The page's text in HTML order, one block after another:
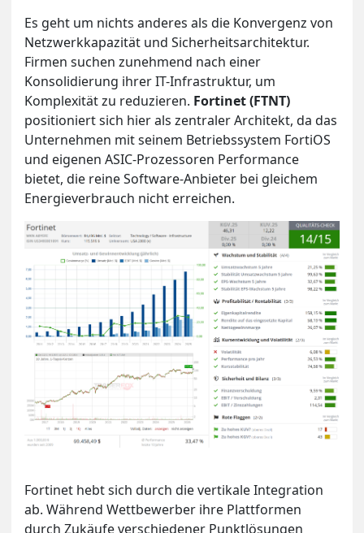
Es geht um nichts anderes als die Konvergenz von
Netzwerkkapazität und Sicherheitsarchitektur.
Firmen suchen zunehmend nach einer
Konsolidierung ihrer IT-Infrastruktur, um
Komplexität zu reduzieren. Fortinet (FTNT)
positioniert sich hier als zentraler Architekt, da das
Unternehmen mit seinem Betriebssystem FortiOS
und eigenen ASIC-Prozessoren Performance
bietet, die reine Software-Anbieter bei gleichem
Energieverbrauch nicht erreichen.
Fortinet hebt sich durch die vertikale Integration
ab. Während Wettbewerber ihre Plattformen
durch Zukäufe verschiedener Punktlösungen